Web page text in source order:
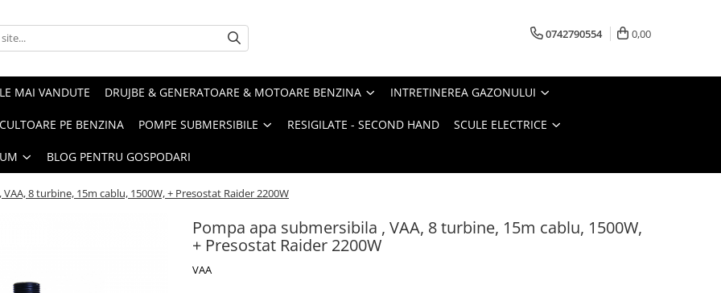
0742790554 0,00
MAI VANDUTE DRUJBE & GENERATOARE & MOTOARE BENZINA INTRETINEREA GAZONULUI
PE BENZINA POMPE SUBMERSIBILE RESIGILATE - SECOND HAND SCULE ELECTRICE
BLOG PENTRU GOSPODARI
8 turbine, 15m cablu, 1500W, + Presostat Raider 2200W
Pompa apa submersibila , VAA, 8 turbine, 15m cablu, 1500W,
+ Presostat Raider 2200W
VAA